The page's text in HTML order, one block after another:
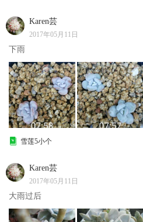
Karen芸
2017年05月11日
下雨
雪莲5小个
Karen芸
2017年05月11日
大雨过后